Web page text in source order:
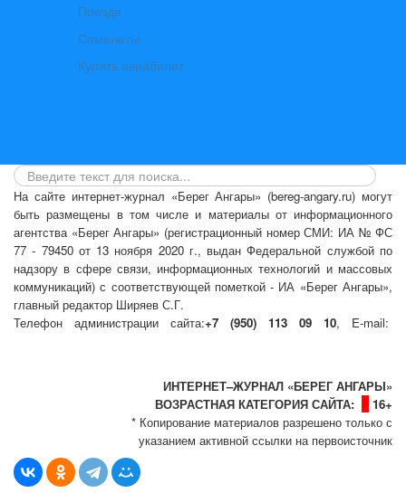
Поезда
Самолеты
Купить авиабилет
На сайте интернет-журнал «Берег Ангары» (bereg-angary.ru) могут
быть размещены в том числе и материалы от информационного
агентства «Берег Ангары» (регистрационный номер СМИ: ИА № ФС
77 - 79450 от 13 ноября 2020 г., выдан Федеральной службой по
надзору в сфере связи, информационных технологий и массовых
коммуникаций) с соответствующей пометкой - ИА «Берег Ангары»,
главный редактор Ширяев С.Г.
Телефон администрации сайта:+7 (950) 113 09 10, E-mail:
ИНТЕРНЕТ–ЖУРНАЛ «БЕРЕГ АНГАРЫ»
ВОЗРАСТНАЯ КАТЕГОРИЯ САЙТА:
16+
* Копирование материалов разрешено только с
указанием активной ссылки на первоисточник